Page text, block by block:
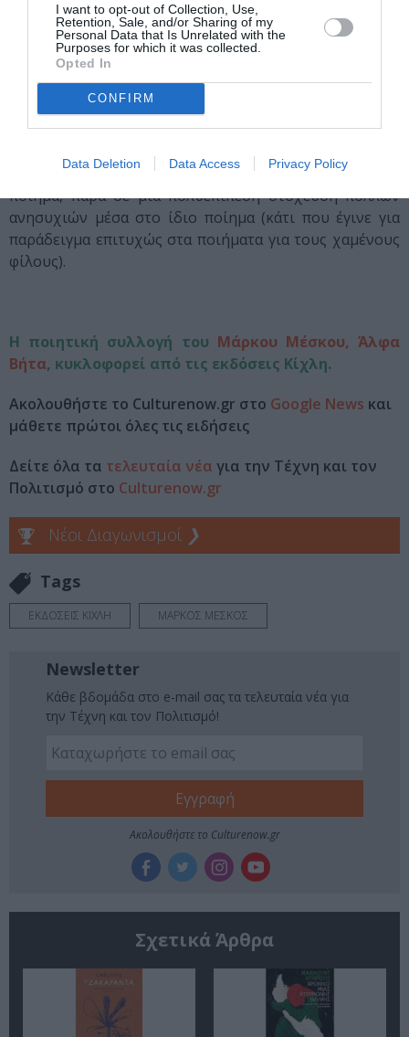
I want to opt-out of Collection, Use,
Retention, Sale, and/or Sharing of my
Personal Data that Is Unrelated with the
Purposes for which it was collected.
Opted In
CONFIRM
Data Deletion Data Access Privacy Policy
Εν κατακλείδι, η ποίηση του Μέσκου είναι μια ποίηση
αρκετά αποκαλυπτική, με την έννοια ότι μέσα και
τρόποι που χρησιμοποιεί ο ποιητής συνεχίζουν να
αποκαλύπτουν και να αποκαλύπτονται ακόμη και μετά
από πολλές αναγνώσεις. Το μόνο που ίσως να αναμένει
ακόμη ο αναγνώστης είναι η «ποιητική εκμετάλλευση»
ακόμη περισσότερων στοιχείων Φύσης, και μια πιο
ξεκάθαρη αναφορά σε συγκεκριμένα θέματα ανά το
ποίημα, παρά σε μια πολυεπίπεδη στόχευση πολλών
ανησυχιών μέσα στο ίδιο ποίημα (κάτι που έγινε για
παράδειγμα επιτυχώς στα ποιήματα για τους χαμένους
φίλους).
Η ποιητική συλλογή του Μάρκου Μέσκου, Άλφα
Βήτα, κυκλοφορεί από τις εκδόσεις Κίχλη.
Ακολουθήστε το Culturenow.gr στο Google News και
μάθετε πρώτοι όλες τις ειδήσεις
Δείτε όλα τα τελευταία νέα για την Τέχνη και τον
Πολιτισμό στο Culturenow.gr
Νέοι Διαγωνισμοί ❯
Tags
ΕΚΔΟΣΕΙΣ ΚΙΧΛΗ ΜΑΡΚΟΣ ΜΕΣΚΟΣ
Newsletter
Κάθε βδομάδα στο e-mail σας τα τελευταία νέα για
την Τέχνη και τον Πολιτισμό!
Ακολουθήστε το Culturenow.gr
Σχετικά Άρθρα